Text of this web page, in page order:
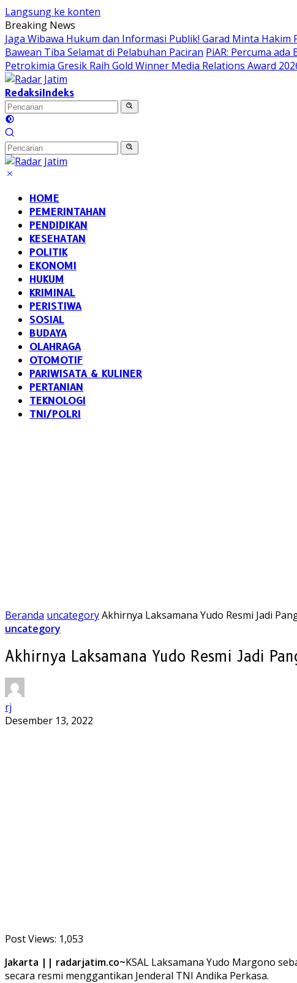
Langsung ke konten
Breaking News
Jaga Wibawa Hukum dan Informasi Publik! Garad Minta
Bawean Tiba Selamat di Pelabuhan Paciran PiAR: Percuma
Petrokimia Gresik Raih Gold Winner Media Relations Award
RedaksiIndeks
HOME
PEMERINTAHAN
PENDIDIKAN
KESEHATAN
POLITIK
EKONOMI
HUKUM
KRIMINAL
PERISTIWA
SOSIAL
BUDAYA
OLAHRAGA
OTOMOTIF
PARIWISATA & KULINER
PERTANIAN
TEKNOLOGI
TNI/POLRI
Beranda uncategoryAkhirnya Laksamana Yudo Resmi Jadi
uncategory
Akhirnya Laksamana Yudo Resmi Jadi
rj
Desember 13, 2022
Post Views: 1,053
Jakarta || radarjatim.co~KSAL Laksamana Yudo Margono
secara resmi menggantikan Jenderal TNI Andika Perkasa.